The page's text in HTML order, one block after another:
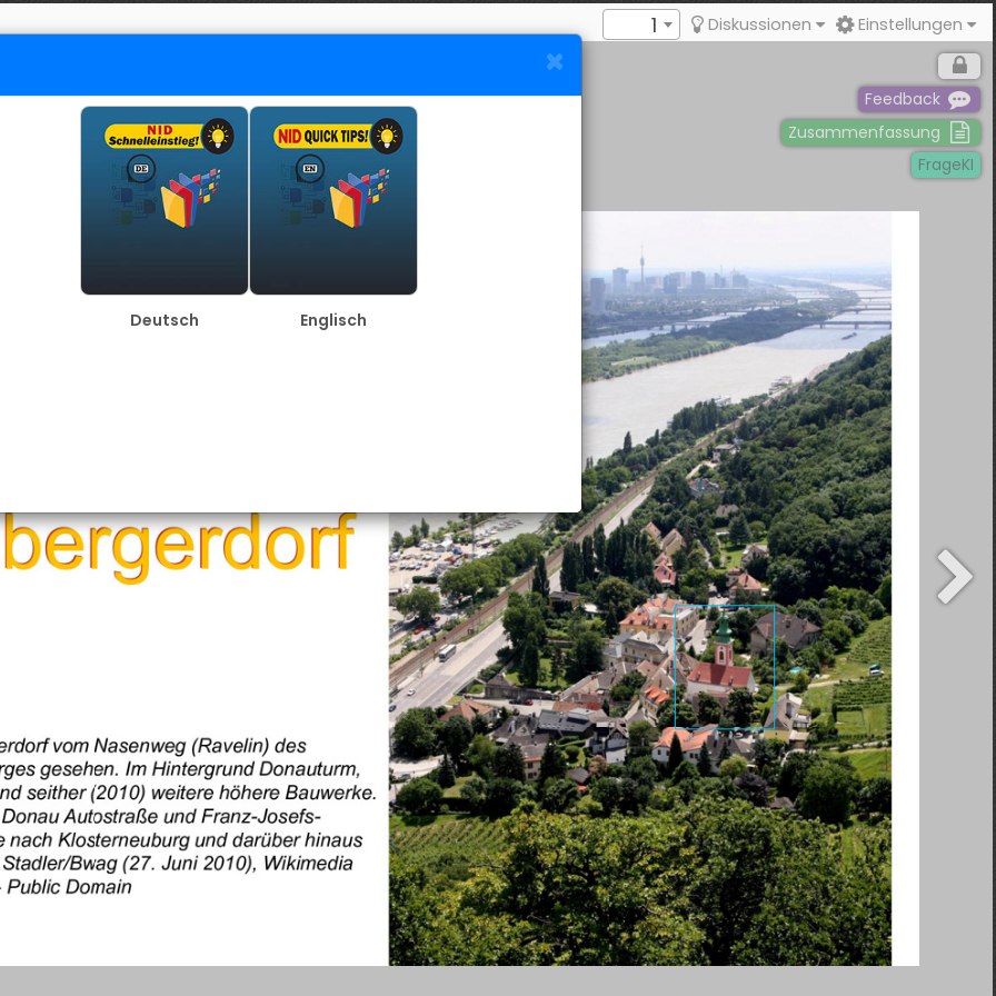
+
Objekt hinzufügen
1 Diskussionen Einstellungen
Feedback
Zusammenfassung
FrageKI